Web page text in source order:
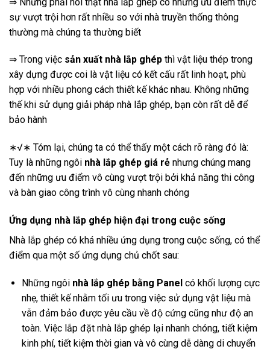
sự vượt trội hơn rất nhiều so với nhà truyền thống thông
thường mà chúng ta thường biết
⇒ Trong việc sản xuất nhà lắp ghép thì vật liệu thép trong
xây dựng được coi là vật liệu có kết cấu rất linh hoạt, phù
hợp với nhiều phong cách thiết kế khác nhau. Không những
thế khi sử dụng giải pháp nhà lắp ghép, bạn còn rất dễ để
bảo hành
∗√∗ Tóm lại, chúng ta có thể thấy một cách rõ ràng đó là:
Tuy là những ngôi nhà lắp ghép giá rẻ nhưng chúng mang
đến những ưu điểm vô cùng vượt trội bởi khả năng thi công
và bàn giao công trình vô cùng nhanh chóng
Ứng dụng nhà lắp ghép hiện đại trong cuộc sống
Nhà lắp ghép có khá nhiều ứng dụng trong cuộc sống, có thể
điểm qua một số ứng dụng chủ chốt sau:
Những ngôi nhà lắp ghép bằng Panel có khối lượng cực
nhẹ, thiết kế nhằm tối ưu trong việc sử dụng vật liệu mà
vẫn đảm bảo được yêu cầu về độ cứng cũng như độ an
toàn. Việc lắp đặt nhà lắp ghép lại nhanh chóng, tiết kiệm
kinh phí, tiết kiệm thời gian và vô cùng dễ dàng di chuyển